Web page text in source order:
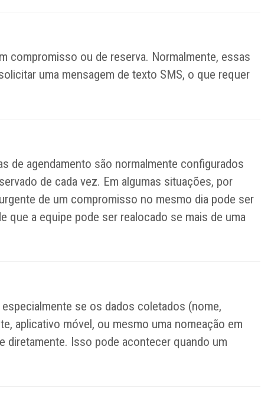
compromisso ou de reserva. Normalmente, essas
uma mensagem de texto SMS, o que requer
de agendamento são normalmente configurados
de cada vez. Em algumas situações, por
de um compromisso no mesmo dia pode ser
que a equipe pode ser realocado se mais de uma
se os dados coletados (nome,
aplicativo móvel, ou mesmo uma nomeação em
diretamente. Isso pode acontecer quando um